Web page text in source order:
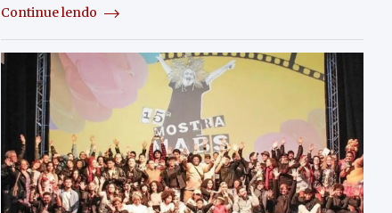
Continue lendo